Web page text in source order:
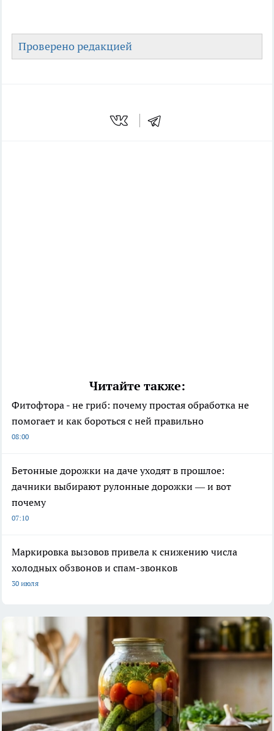
Проверено редакцией
Читайте также:
Фитофтора - не гриб: почему простая обработка не
помогает и как бороться с ней правильно
08:00
Бетонные дорожки на даче уходят в прошлое:
дачники выбирают рулонные дорожки — и вот
почему
07:10
Маркировка вызовов привела к снижению числа
холодных обзвонов и спам-звонков
30 июля